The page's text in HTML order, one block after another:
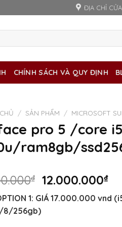
ĐỊA CHỈ
CHÍNH SÁCH VÀ QUY ĐỊNH
/ SẢN PHẨM / MICROSOFT
pro 5 /core
ram8gb/
₫
Giá
gốc
là:
12.000.000₫Giá
1: GIÁ 17.000.000 vnd (
8/256gb)